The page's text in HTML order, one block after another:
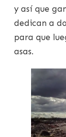
y así que
dedican a
para que
asas.